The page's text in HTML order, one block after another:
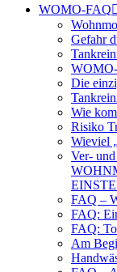
WOMO-FAQ
Gefahr
Die
Wie
Risiko
Wieviel
Ver-
FAQ –
FAQ:
FAQ:
Am